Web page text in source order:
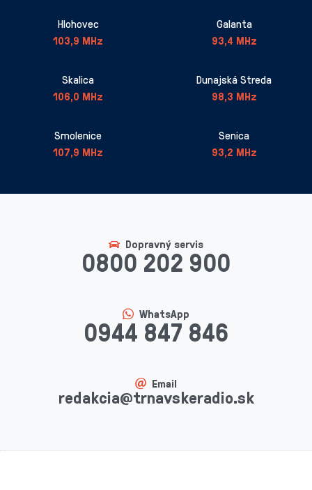
Hlohovec
103,9 MHz
Galanta
93,4 MHz
Skalica
106,0 MHz
Dunajská Streda
98,3 MHz
Smolenice
107,9 MHz
Senica
93,2 MHz
Dopravný servis
0800 202 900
WhatsApp
0944 847 846
Email
redakcia@trnavskeradio.sk